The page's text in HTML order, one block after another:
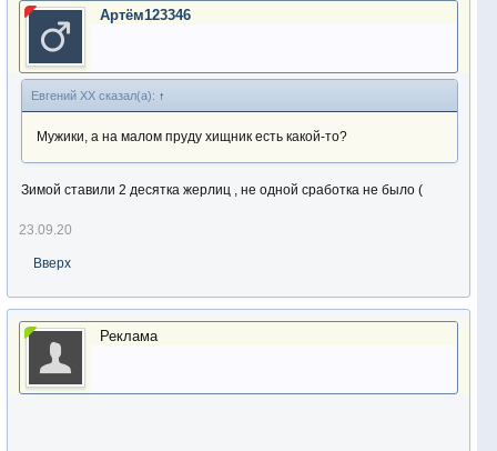
Артём123346
Евгений ХХ сказал(а): ↑
Мужики, а на малом пруду хищник есть какой-то?
Зимой ставили 2 десятка жерлиц , не одной сработка не было (
23.09.20
Вверх
Реклама